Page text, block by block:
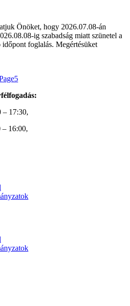
Önöket, hogy 2026.07.08-án
ig szabadság miatt szünetel a
foglalás. Megértésüket
5
– 17:30,
– 16:00,